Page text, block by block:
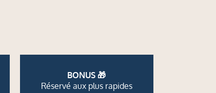
BONUS 🎁
Réservé aux plus rapides